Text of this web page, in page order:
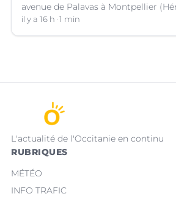
avenue de Palavas à Montpellier
suspecté d'avoir volé le sac d'une
il y a 16 h 1 min
L'actualité de l'Occitanie en continu
RUBRIQUES
MÉTÉO
INFO TRAFIC